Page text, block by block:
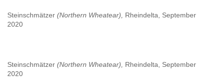
Steinschmätzer (Northern Wheatear), Rheindelta, September
2020
Steinschmätzer (Northern Wheatear), Rheindelta, September
2020